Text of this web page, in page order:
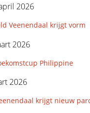
2026
Veenendaal krijgt vorm
2026
Philippine
2026
krijgt nieuw